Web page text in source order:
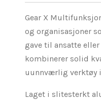
Gear X
og organisasjoner
gave til ansatte
kombinerer solid
uunnværlig verktøy
Laget i slitesterkt